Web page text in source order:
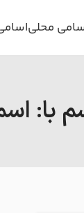
محلی
با: